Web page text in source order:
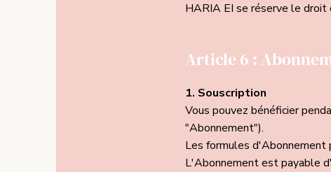
HARIA EI se réserve le droit
Article 6 :
1. Souscription
Vous pouvez bénéficier
"Abonnement").
Les formules
L'Abonnement est payable